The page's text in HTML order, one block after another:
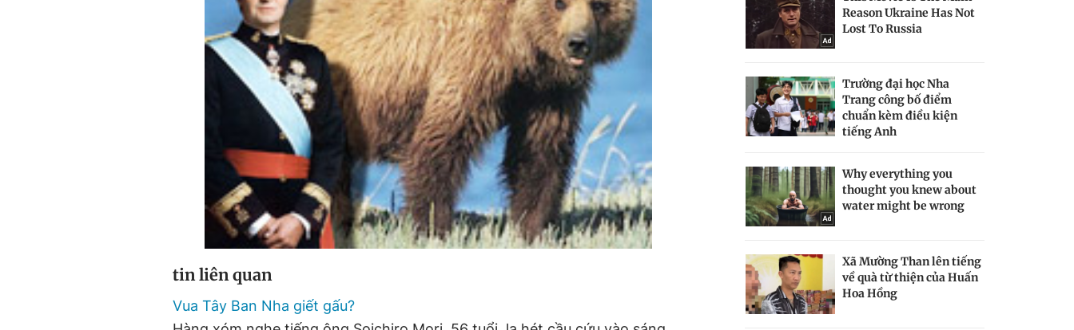
tin liên quan
Vua Tây Ban Nha giết gấu?